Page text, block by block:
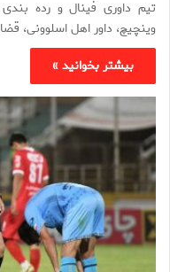
وینچیچ، داور اهل اسلوونی،
بیشتر بخوانید »